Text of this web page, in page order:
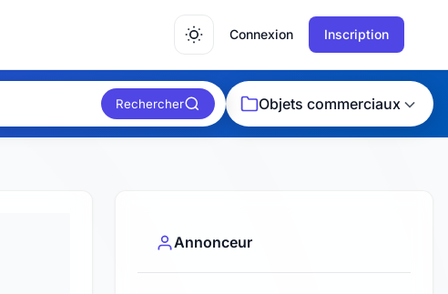
Connexion Inscription
Rechercher Objets commerciaux
Annonceur